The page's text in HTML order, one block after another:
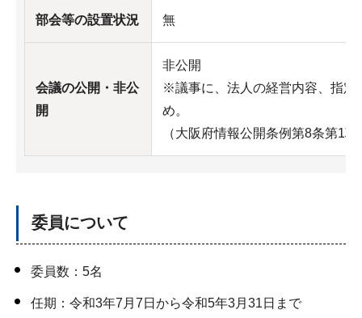
部会等の設置状況 無
会議の公開・非公
開
非公開
※議事に、法人の経営内容、指定
め。
（大阪府情報公開条例第8条第1
委員について
委員数：5名
任期：令和3年7月7日から令和5年3月31日まで